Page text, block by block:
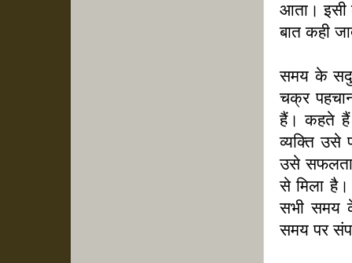
आता। इसी
बात कही
समय के
चक्र
हैं। कहते हैं
व्यक्ति उसे
उसे सफलता
से मिला
सभी समय
समय पर